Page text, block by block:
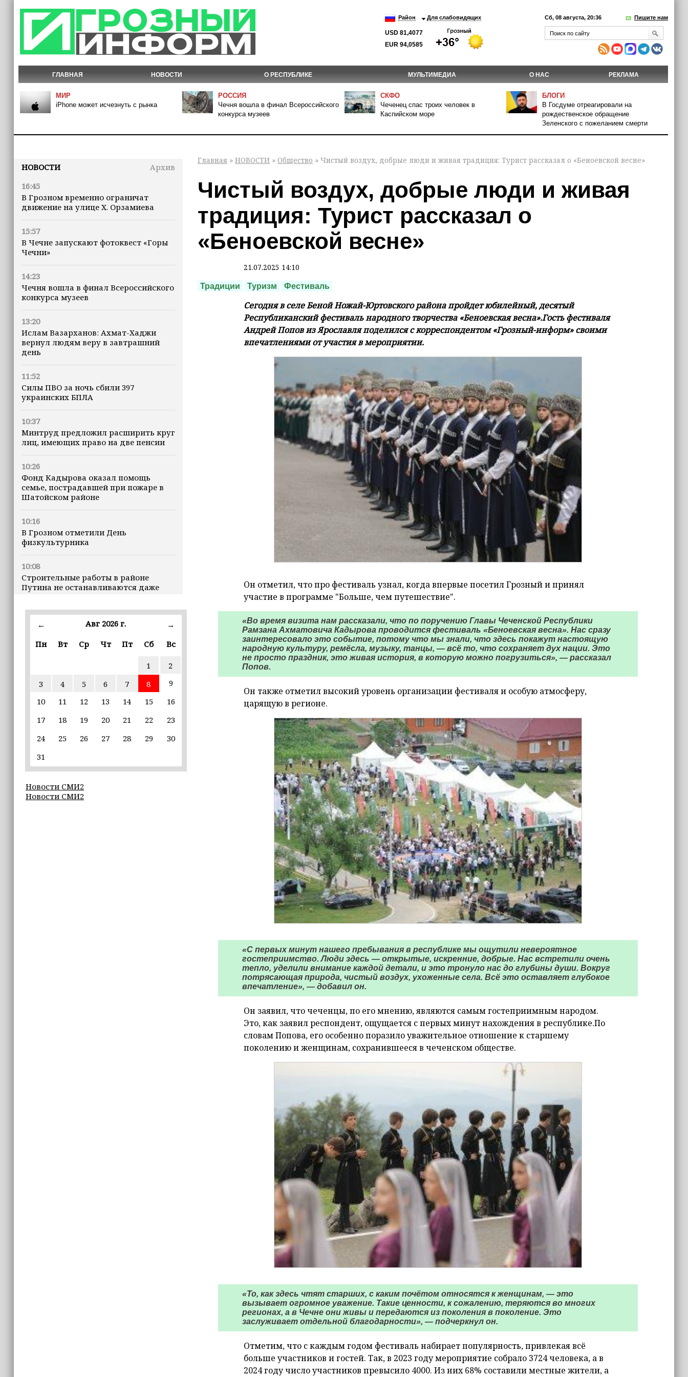
Район Для слабовидящих
USD 81,4077
EUR 94,0585
Сб, 08 августа, 20:36 Пишите нам
ГЛАВНАЯ НОВОСТИ О РЕСПУБЛИКЕ МУЛЬТИМЕДИА О НАС РЕКЛАМА
МИР
iPhone может исчезнуть с рынка
РОССИЯ
Чечня вошла в финал Всероссийского
конкурса музеев
СКФО
Чеченец спас троих человек в
Каспийском море
БЛОГИ
В Госдуме отреагировали на
рождественское обращение
Зеленского с пожеланием смерти
НОВОСТИ
Архив
16:45
В Грозном временно ограничат
движение на улице Х. Орзамиева
15:57
В Чечне запускают фотоквест «Горы
Чечни»
14:23
Чечня вошла в финал Всероссийского
конкурса музеев
13:20
Ислам Вазарханов: Ахмат-Хаджи
вернул людям веру в завтрашний
день
11:52
Силы ПВО за ночь сбили 397
украинских БПЛА
10:37
Минтруд предложил расширить круг
лиц, имеющих право на две пенсии
10:26
Фонд Кадырова оказал помощь
семье, пострадавшей при пожаре в
Шатойском районе
10:16
В Грозном отметили День
физкультурника
10:08
Строительные работы в районе
Путина не останавливаются даже
марта
В пяти школах столицы обновляют
инфраструктуру по госпрограмме
Силы ПВО сбили 75 БПЛА над
сутки
20:09
19:37
← Авг 2026 г.
→
Пн
Вт Ср Чт Пт Сб Вс
1
2
3
4 5 6 7 8
9
10
11 12 13 14 15
16
17
18 19 20 21 22
23
24
25 26 27 28 29
30
31
Новости СМИ2
Новости СМИ2
Главная » НОВОСТИ » Общество » Чистый воздух, добрые люди и живая традиция: Турист рассказал о «Беноевской весне»
Чистый воздух, добрые люди и живая
традиция: Турист рассказал о
«Беноевской весне»
21.07.2025 14:10
Традиции Туризм Фестиваль
Сегодня в селе Беной Ножай-Юртовского района пройдет юбилейный, десятый
Республиканский фестиваль народного творчества «Беноевская весна».Гость фестиваля
Андрей Попов из Ярославля поделился с корреспондентом «Грозный-информ» своими
впечатлениями от участия в мероприятии.
Он отметил, что про фестиваль узнал, когда впервые посетил Грозный и принял
участие в программе "Больше, чем путешествие".
«Во время визита нам рассказали, что по поручению Главы Чеченской Республики
Рамзана Ахматовича Кадырова проводится фестиваль «Беноевская весна». Нас сразу
заинтересовало это событие, потому что мы знали, что здесь покажут настоящую
народную культуру, ремёсла, музыку, танцы, — всё то, что сохраняет дух нации. Это
не просто праздник, это живая история, в которую можно погрузиться», — рассказал
Попов.
Он также отметил высокий уровень организации фестиваля и особую атмосферу,
царящую в регионе.
«С первых минут нашего пребывания в республике мы ощутили невероятное
гостеприимство. Люди здесь — открытые, искренние, добрые. Нас встретили очень
тепло, уделили внимание каждой детали, и это тронуло нас до глубины души. Вокруг
потрясающая природа, чистый воздух, ухоженные села. Всё это оставляет глубокое
впечатление», — добавил он.
Он заявил, что чеченцы, по его мнению, являются самым гостеприимным народом.
Это, как заявил респондент, ощущается с первых минут нахождения в республике.По
словам Попова, его особенно поразило уважительное отношение к старшему
поколению и женщинам, сохранившееся в чеченском обществе.
«То, как здесь чтят старших, с каким почётом относятся к женщинам, — это
вызывает огромное уважение. Такие ценности, к сожалению, теряются во многих
регионах, а в Чечне они живы и передаются из поколения в поколение. Это
заслуживает отдельной благодарности», — подчеркнул он.
Отметим, что с каждым годом фестиваль набирает популярность, привлекая всё
больше участников и гостей. Так, в 2023 году мероприятие собрало 3724 человека, а в
2024 году число участников превысило 4000. Из них 68% составили местные жители, а